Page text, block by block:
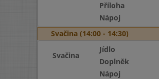
Příloha
Nápoj
Svačina (14:00 - 14:30)
Svačina
Jídlo
Doplněk
Nápoj